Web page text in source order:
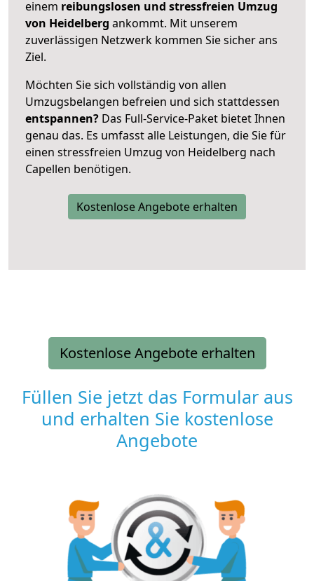
einem reibungslosen und stressfreien Umzug
von Heidelberg ankommt. Mit unserem
zuverlässigen Netzwerk kommen Sie sicher ans
Ziel.
Möchten Sie sich vollständig von allen
Umzugsbelangen befreien und sich stattdessen
entspannen? Das Full-Service-Paket bietet Ihnen
genau das. Es umfasst alle Leistungen, die Sie für
einen stressfreien Umzug von Heidelberg nach
Capellen benötigen.
Kostenlose Angebote erhalten
Kostenlose Angebote erhalten
Füllen Sie jetzt das Formular aus
und erhalten Sie kostenlose
Angebote